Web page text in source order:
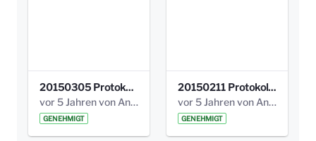
20150305 Protokoll Bismarckplatz _UrbanG_01.pdf
vor 5 Jahren von Anni Schlumberger
GENEHMIGT
20150211 Protokoll Bismarckplatz_Jugend_02b.pdf
vor 5 Jahren von Anni Schlumberger
GENEHMIGT